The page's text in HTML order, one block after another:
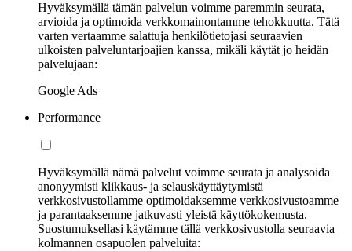
Hyväksymällä tämän palvelun voimme paremmin seurata,
arvioida ja optimoida verkkomainontamme tehokkuutta. Tätä
varten vertaamme salattuja henkilötietojasi seuraavien
ulkoisten palveluntarjoajien kanssa, mikäli käytät jo heidän
palvelujaan:
Google Ads
Performance
Hyväksymällä nämä palvelut voimme seurata ja analysoida
anonyymisti klikkaus- ja selauskäyttäytymistä
verkkosivustollamme optimoidaksemme verkkosivustoamme
ja parantaaksemme jatkuvasti yleistä käyttökokemusta.
Suostumuksellasi käytämme tällä verkkosivustolla seuraavia
kolmannen osapuolen palveluita: